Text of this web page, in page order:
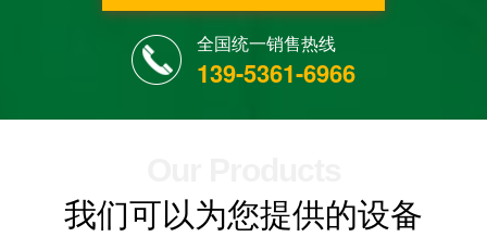
全国统一销售热线
139-5361-6966
我们可以为您提供的设备